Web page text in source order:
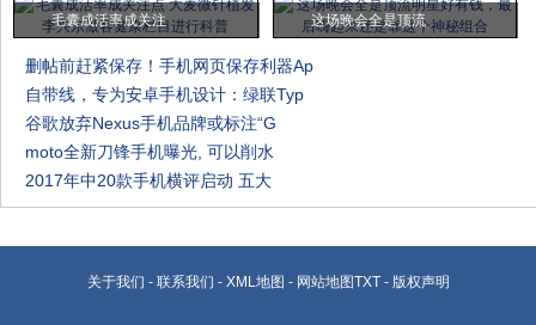
毛囊成活率成关注 这场晚会全是顶流
删帖前赶紧保存！手机网页保存利器Ap
自带线，专为安卓手机设计：绿联Typ
谷歌放弃Nexus手机品牌或标注“G
moto全新刀锋手机曝光, 可以削水
2017年中20款手机横评启动 五大
关于我们 - 联系我们 - XML地图 - 网站地图TXT- 版权声明